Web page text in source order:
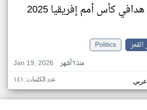
كأس أمم إفريقيا 2025
Politics
Jan 19, 2026
منذ ٦ أشهر
عربي عدد الكلمات: ١٤١